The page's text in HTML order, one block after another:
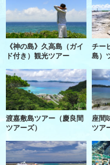
《神の島》久高島（ガイ
ド付き）観光ツアー
チー
島）
渡嘉敷島ツアー（慶良間
ツアーズ）
座間
ツア